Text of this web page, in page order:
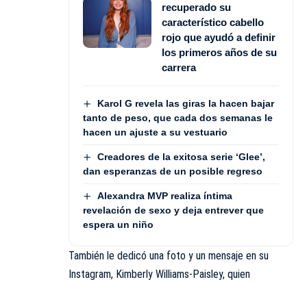
recuperado su
característico cabello
rojo que ayudó a definir
los primeros años de su
carrera
Karol G revela las giras la hacen bajar
tanto de peso, que cada dos semanas le
hacen un ajuste a su vestuario
Creadores de la exitosa serie ‘Glee’,
dan esperanzas de un posible regreso
Alexandra MVP realiza íntima
revelación de sexo y deja entrever que
espera un niño
También le dedicó una foto y un mensaje en su
Instagram, Kimberly Williams-Paisley, quien